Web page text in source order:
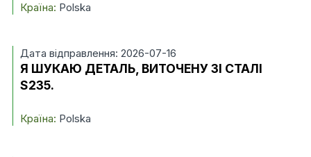
Країна: Polska
Дата відправлення: 2026-07-16
Я ШУКАЮ ДЕТАЛЬ, ВИТОЧЕНУ ЗІ СТАЛІ
S235.
Країна: Polska